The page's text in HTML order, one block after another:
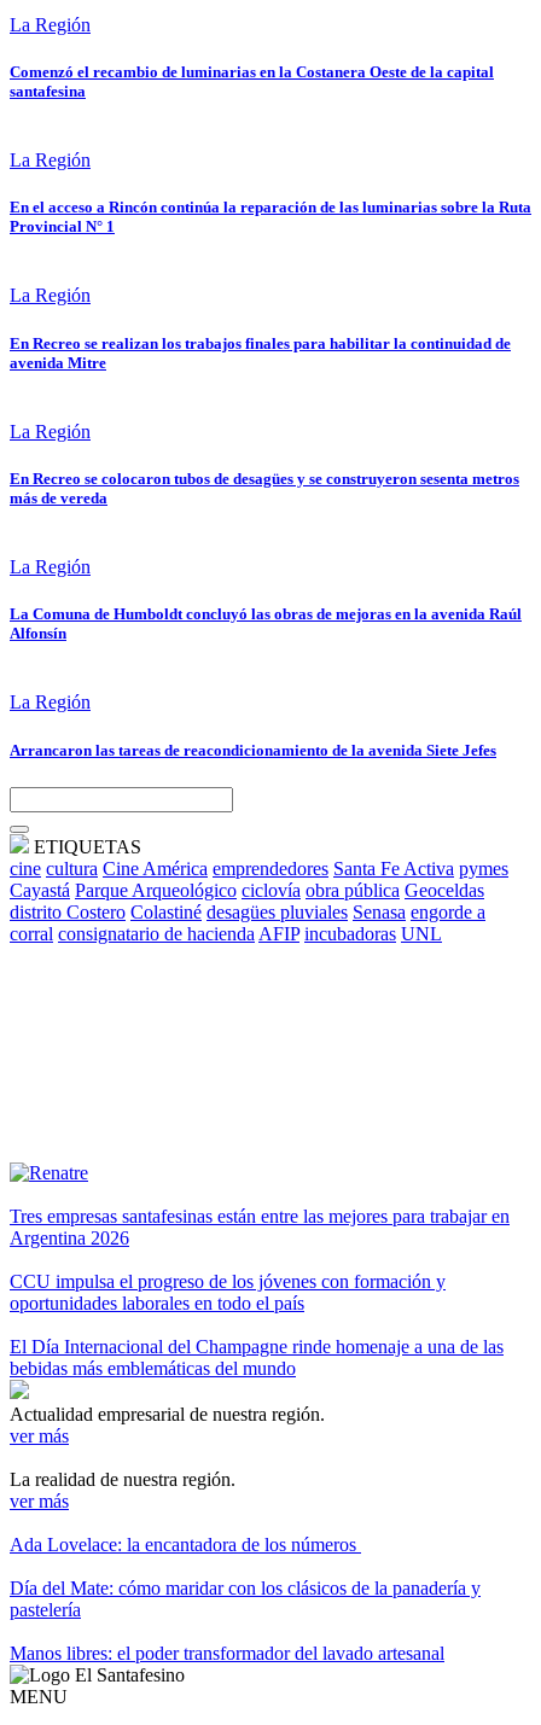
La Región
Comenzó el recambio de luminarias en la Costanera Oeste de la capital
santafesina
La Región
En el acceso a Rincón continúa la reparación de las luminarias sobre la Ruta
Provincial N° 1
La Región
En Recreo se realizan los trabajos finales para habilitar la continuidad de
avenida Mitre
La Región
En Recreo se colocaron tubos de desagües y se construyeron sesenta metros
más de vereda
La Región
La Comuna de Humboldt concluyó las obras de mejoras en la avenida Raúl
Alfonsín
La Región
Arrancaron las tareas de reacondicionamiento de la avenida Siete Jefes
ETIQUETAS
cine cultura Cine América emprendedores Santa Fe Activa pymes
Cayastá Parque Arqueológico ciclovía obra pública Geoceldas
distrito Costero Colastiné desagües pluviales Senasa engorde a
corral consignatario de hacienda AFIP incubadoras UNL
Tres empresas santafesinas están entre las mejores para trabajar en
Argentina 2026
CCU impulsa el progreso de los jóvenes con formación y
oportunidades laborales en todo el país
El Día Internacional del Champagne rinde homenaje a una de las
bebidas más emblemáticas del mundo
Actualidad empresarial de nuestra región.
ver más
La realidad de nuestra región.
ver más
Ada Lovelace: la encantadora de los números
Día del Mate: cómo maridar con los clásicos de la panadería y
pastelería
Manos libres: el poder transformador del lavado artesanal
MENU